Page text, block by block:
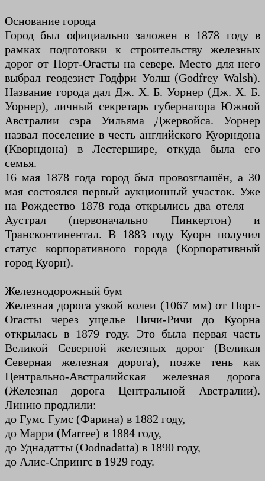
Основание города
Город был официально заложен в 1878 году в
рамках подготовки к строительству железных
дорог от Порт-Огасты на севере. Место для него
выбрал геодезист Годфри Уолш (Godfrey Walsh).
Название города дал Дж. Х. Б. Уорнер (Дж. Х. Б.
Уорнер), личный секретарь губернатора Южной
Австралии сэра Уильяма Джервойса. Уорнер
назвал поселение в честь английского Куорндона
(Кворндона) в Лестершире, откуда была его
семья.
16 мая 1878 года город был провозглашён, а 30
мая состоялся первый аукционный участок. Уже
на Рождество 1878 года открылись два отеля —
Аустрал (первоначально Пинкертон) и
Трансконтинентал. В 1883 году Куорн получил
статус корпоративного города (Корпоративный
город Куорн).
Железнодорожный бум
Железная дорога узкой колеи (1067 мм) от Порт-
Огасты через ущелье Пичи-Ричи до Куорна
открылась в 1879 году. Это была первая часть
Великой Северной железных дорог (Великая
Северная железная дорога), позже тень как
Центрально-Австралийская железная дорога
(Железная дорога Центральной Австралии).
Линию продлили:
до Гумс Гумс (Фарина) в 1882 году,
до Марри (Marree) в 1884 году,
до Уднадатты (Oodnadatta) в 1890 году,
до Алис-Спрингс в 1929 году.